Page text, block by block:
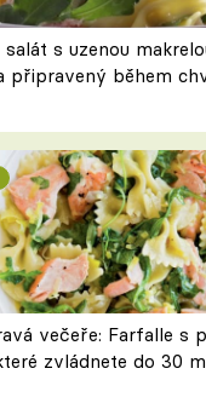
s uzenou
připravený během
večeře: Farfalle s
zvládnete do 30